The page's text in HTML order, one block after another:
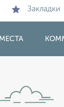
Закладки